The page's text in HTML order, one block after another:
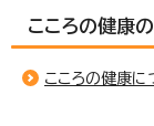
こころの健康
こころの健康に